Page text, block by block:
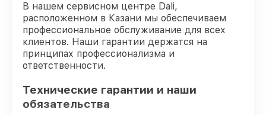
В нашем сервисном центре Dali,
расположенном в Казани мы обеспечиваем
профессиональное обслуживание для всех
клиентов. Наши гарантии держатся на
принципах профессионализма и
ответственности.
Технические гарантии и наши
обязательства